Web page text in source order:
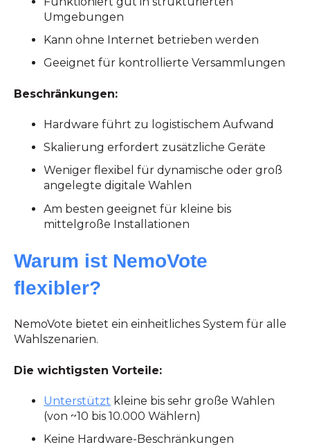
Umgebungen
Kann ohne Internet betrieben werden
Geeignet für kontrollierte Versammlungen
Beschränkungen:
Hardware führt zu logistischem Aufwand
Skalierung erfordert zusätzliche Geräte
Weniger flexibel für dynamische oder groß
angelegte digitale Wahlen
Am besten geeignet für kleine bis
mittelgroße Installationen
Warum ist NemoVote
flexibler?
NemoVote bietet ein einheitliches System für alle
Wahlszenarien.
Die wichtigsten Vorteile:
Unterstützt kleine bis sehr große Wahlen
(von ~10 bis 10.000 Wählern)
Keine Hardware-Beschränkungen